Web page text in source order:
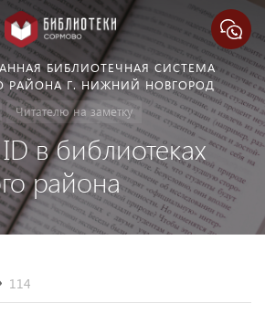
БИБЛИОТЕЧНАЯ СИСТЕМА
РАЙОНА Г. НИЖНИЙ НОВГОРОД
Читателю на заметку
в библиотеках
района
114